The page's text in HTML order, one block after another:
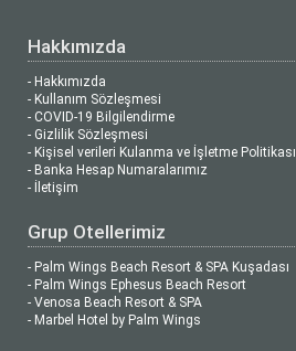
Hakkımızda
- Hakkımızda
- Kullanım Sözleşmesi
- COVID-19 Bilgilendirme
- Gizlilik Sözleşmesi
- Kişisel verileri Kulanma ve İşletme Politikası
- Banka Hesap Numaralarımız
- İletişim
Grup Otellerimiz
- Palm Wings Beach Resort & SPA Kuşadası
- Palm Wings Ephesus Beach Resort
- Venosa Beach Resort & SPA
- Marbel Hotel by Palm Wings